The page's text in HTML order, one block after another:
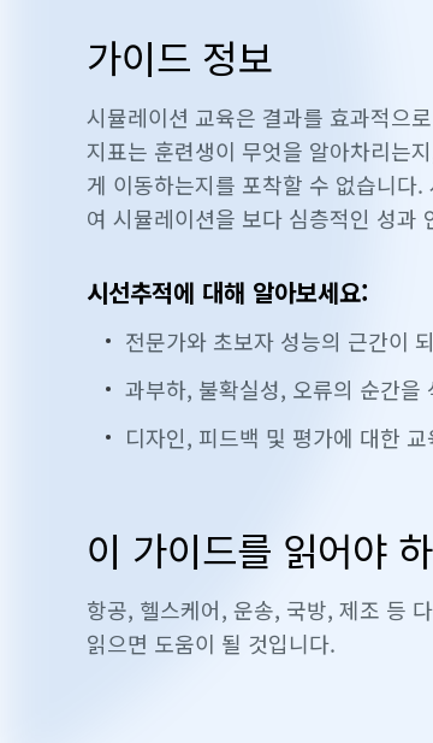
가이드 정보
시뮬레이션 교육은 결과를 효과적으
지표는 훈련생이 무엇을 알아차리는
게 이동하는지를 포착할 수 없습니다
여 시뮬레이션을 보다 심층적인 성과
시선추적에 대해 알아보세요:
전문가와 초보자 성능의 근간이
과부하, 불확실성, 오류의 순간을
디자인, 피드백 및 평가에 대한
이 가이드를 읽어야
항공, 헬스케어, 운송, 국방, 제조 등
읽으면 도움이 될 것입니다.